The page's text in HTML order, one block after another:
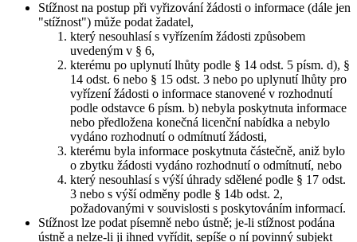
Stížnost na postup při vyřizování žádosti o informace (dále jen
"stížnost") může podat žadatel,
který nesouhlasí s vyřízením žádosti způsobem
uvedeným v § 6,
kterému po uplynutí lhůty podle § 14 odst. 5 písm. d), §
14 odst. 6 nebo § 15 odst. 3 nebo po uplynutí lhůty pro
vyřízení žádosti o informace stanovené v rozhodnutí
podle odstavce 6 písm. b) nebyla poskytnuta informace
nebo předložena konečná licenční nabídka a nebylo
vydáno rozhodnutí o odmítnutí žádosti,
kterému byla informace poskytnuta částečně, aniž bylo
o zbytku žádosti vydáno rozhodnutí o odmítnutí, nebo
který nesouhlasí s výší úhrady sdělené podle § 17 odst.
3 nebo s výší odměny podle § 14b odst. 2,
požadovanými v souvislosti s poskytováním informací.
Stížnost lze podat písemně nebo ústně; je-li stížnost podána
ústně a nelze-li ji ihned vyřídit, sepíše o ní povinný subjekt